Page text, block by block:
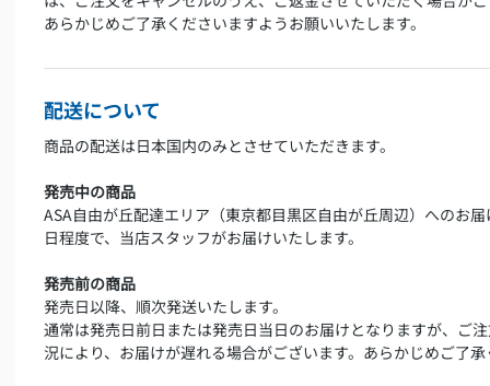
あらかじめご了承くださいますようお願いいたします。
配送について
商品の配送は日本国内のみとさせていただきます。
発売中の商品
ASA自由が丘配達エリア（東京都目黒区自由が丘周辺）へのお
日程度で、当店スタッフがお届けいたします。
発売前の商品
発売日以降、順次発送いたします。
通常は発売日前日または発売日当日のお届けとなりますが、ご
況により、お届けが遅れる場合がございます。あらかじめご了